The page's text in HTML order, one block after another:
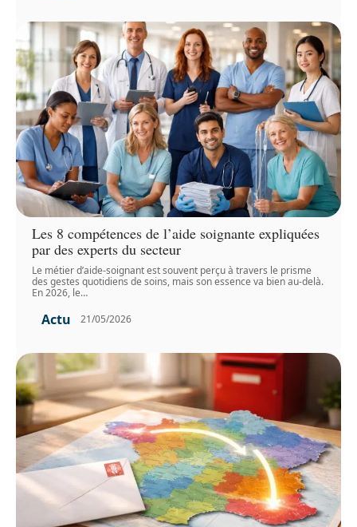
Les 8 compétences de l’aide soignante expliquées
par des experts du secteur
Le métier d’aide-soignant est souvent perçu à travers le prisme
des gestes quotidiens de soins, mais son essence va bien au-delà.
En 2026, le…
Actu 21/05/2026